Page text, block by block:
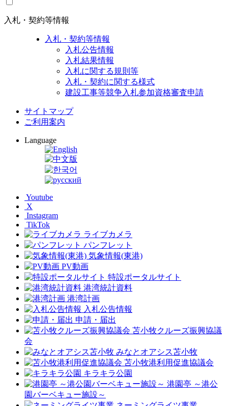
入札・契約等情報
入札・契約等情報
入札公告情報
入札結果情報
入札に関する規則等
入札・契約に関する様式
建設工事等競争入札参加資格審査申請
サイトマップ
ご利用案内
Language
Youtube
X
Instagram
TikTok
ライブカメラ
パンフレット
気象情報(東港)
PV動画
特設ポータルサイト
港湾統計資料
港湾計画
入札公告情報
申請・届出
苫小牧クルーズ振興協議
会
みなとオアシス苫小牧
苫小牧港利用促進協議会
キラキラ公園
港園亭 ～港公
園バーベキュー施設～